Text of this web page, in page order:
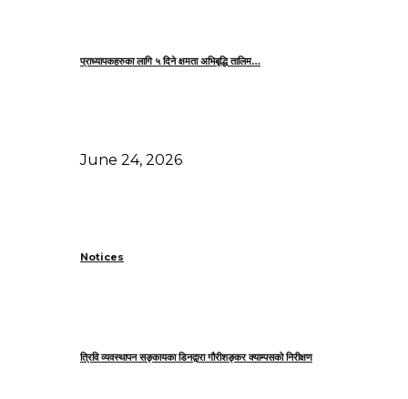
प्राध्यापकहरुका लागि ५ दिने क्षमता अभिबृद्धि तालिम…
June 24, 2026
Notices
त्रिवि व्यवस्थापन सङ्कायका डिनद्वारा गौरीशङ्कर क्याम्पसको निरीक्षण